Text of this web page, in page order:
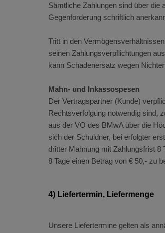
Sämtliche Zahlungen sind über die
Gegenforderung schriftlich
Tritt in den
seinen Zahlungsverpflichtungen
kann Schadenersatz wegen
Mahn- und Inkassospesen
Der Vertragspartner (Kunde)
Rechtsverfolgung notwendig sind,
aus der VO des BMwA über die
sich der Schuldner, bei erfolgter
dritter Mahnung mit Zahlungsfrist 8
8 Tage einen Betrag von € 50,- zu
4) Liefertermin, Liefermenge
Unsere Liefertermine gelten als